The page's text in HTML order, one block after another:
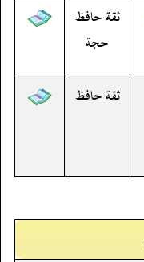
ثقة حافظ
حجة
ثقة حافظ